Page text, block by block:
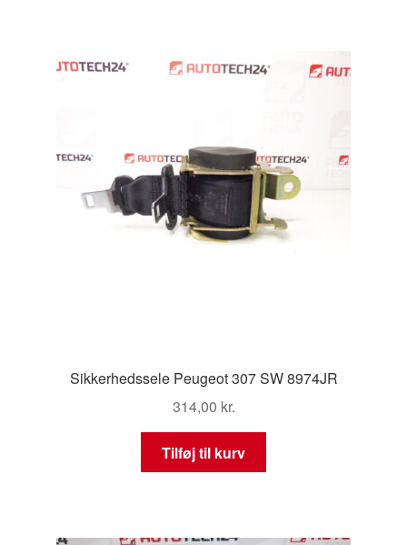
Sikkerhedssele Peugeot 307 SW 8974JR
314,00 kr.
Tilføj til kurv